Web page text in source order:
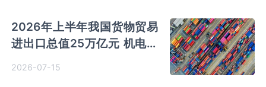
2026年上半年我国货物贸易
进出口总值25万亿元 机电产
2026-07-15